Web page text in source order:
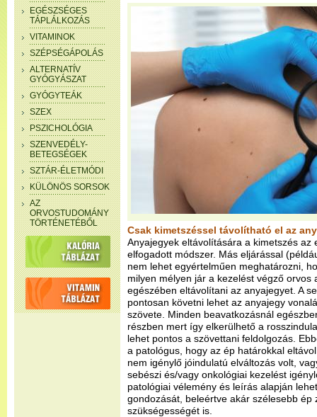
EGÉSZSÉGES
TÁPLÁLKOZÁS
VITAMINOK
SZÉPSÉGÁPOLÁS
ALTERNATÍV
GYÓGYÁSZAT
GYÓGYTEÁK
SZEX
PSZICHOLÓGIA
SZENVEDÉLY-
BETEGSÉGEK
SZTÁR-ÉLETMÓDI
KÜLÖNÖS SORSOK
AZ
ORVOSTUDOMÁNY
TÖRTÉNETÉBŐL
Csak kimetszéssel távolítható el az
Anyajegyek eltávolítására a kimetszés az
elfogadott módszer. Más eljárással
nem lehet egyértelműen meghatározni,
milyen mélyen jár a kezelést végző orvos
egészében eltávolítani az anyajegyet. A
pontosan követni lehet az anyajegy
szövete. Minden beavatkozásnál
részben mert így elkerülhető a
lehet pontos a szövettani feldolgozás.
a patológus, hogy az ép határokkal
nem igénylő jóindulatú elváltozás volt,
sebészi és/vagy onkológiai kezelést
patológiai vélemény és leírás alapján
gondozását, beleértve akár szélesebb ép
szükségességét is.